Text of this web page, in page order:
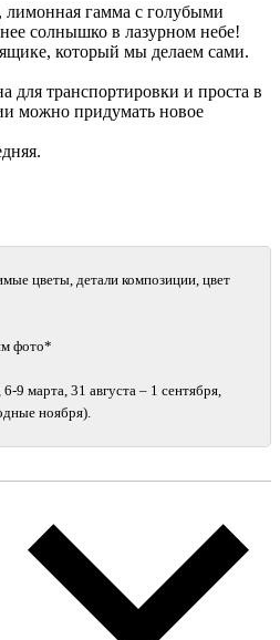
гамма с голубыми
солнышко в лазурном небе!
который мы делаем сами.
для транспортировки и проста в
можно придумать новое
цветы, детали композиции, цвет
фото*
марта, 31 августа – 1 сентября,
ноября).